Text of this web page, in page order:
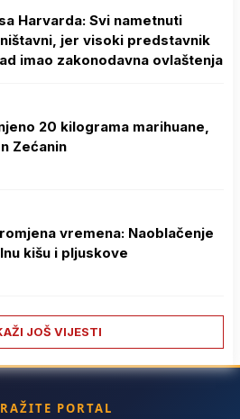
Harvarda: Svi nametnuti
jer visoki predstavnik
imao zakonodavna ovlaštenja
20 kilograma marihuane,
Zećanin
vremena: Naoblačenje
kišu i pljuskove
JOŠ VIJESTI
PORTAL